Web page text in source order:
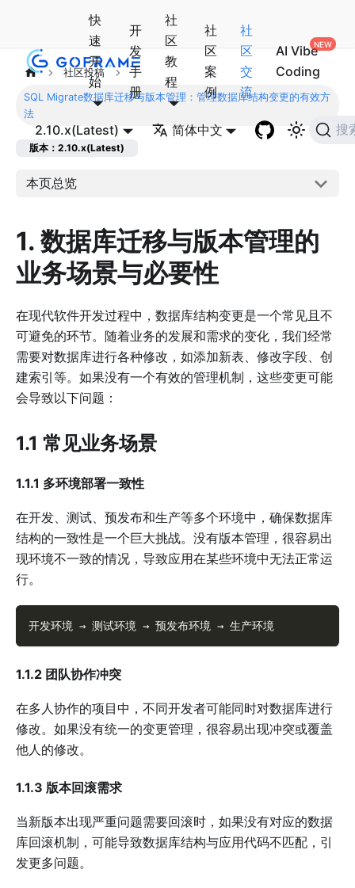
快
速
开
始
开
发
手
册
社
区
教
程
社
区
案
例
社
区
交
流
AI Vibe
Coding
2.10.x(Latest) 简体中文 搜
社区投稿
SQL Migrate数据库迁移与版本管理：管理数据库结构变更的有效方
法
版本：2.10.x(Latest)
本页总览
1. 数据库迁移与版本管理的
业务场景与必要性
在现代软件开发过程中，数据库结构变更是一个常见且不
可避免的环节。随着业务的发展和需求的变化，我们经常
需要对数据库进行各种修改，如添加新表、修改字段、创
建索引等。如果没有一个有效的管理机制，这些变更可能
会导致以下问题：
1.1 常见业务场景
1.1.1 多环境部署一致性
在开发、测试、预发布和生产等多个环境中，确保数据库
结构的一致性是一个巨大挑战。没有版本管理，很容易出
现环境不一致的情况，导致应用在某些环境中无法正常运
行。
开发环境 → 测试环境 → 预发布环境 → 生产环境
1.1.2 团队协作冲突
在多人协作的项目中，不同开发者可能同时对数据库进行
修改。如果没有统一的变更管理，很容易出现冲突或覆盖
他人的修改。
1.1.3 版本回滚需求
当新版本出现严重问题需要回滚时，如果没有对应的数据
库回滚机制，可能导致数据库结构与应用代码不匹配，引
发更多问题。